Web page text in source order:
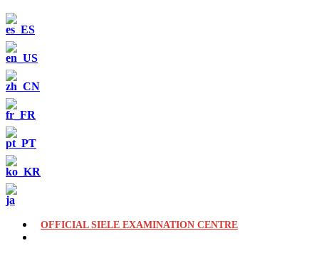
OFFICIAL SIELE EXAMINATION CENTRE